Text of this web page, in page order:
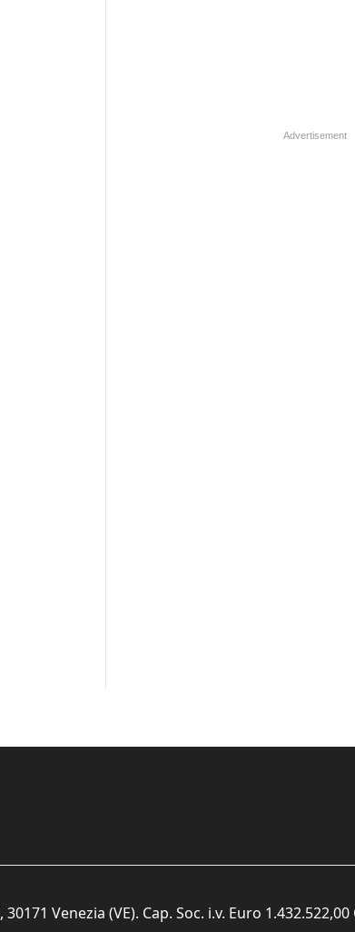
Venezia (VE). Cap. Soc. i.v. Euro 1.432.522,00